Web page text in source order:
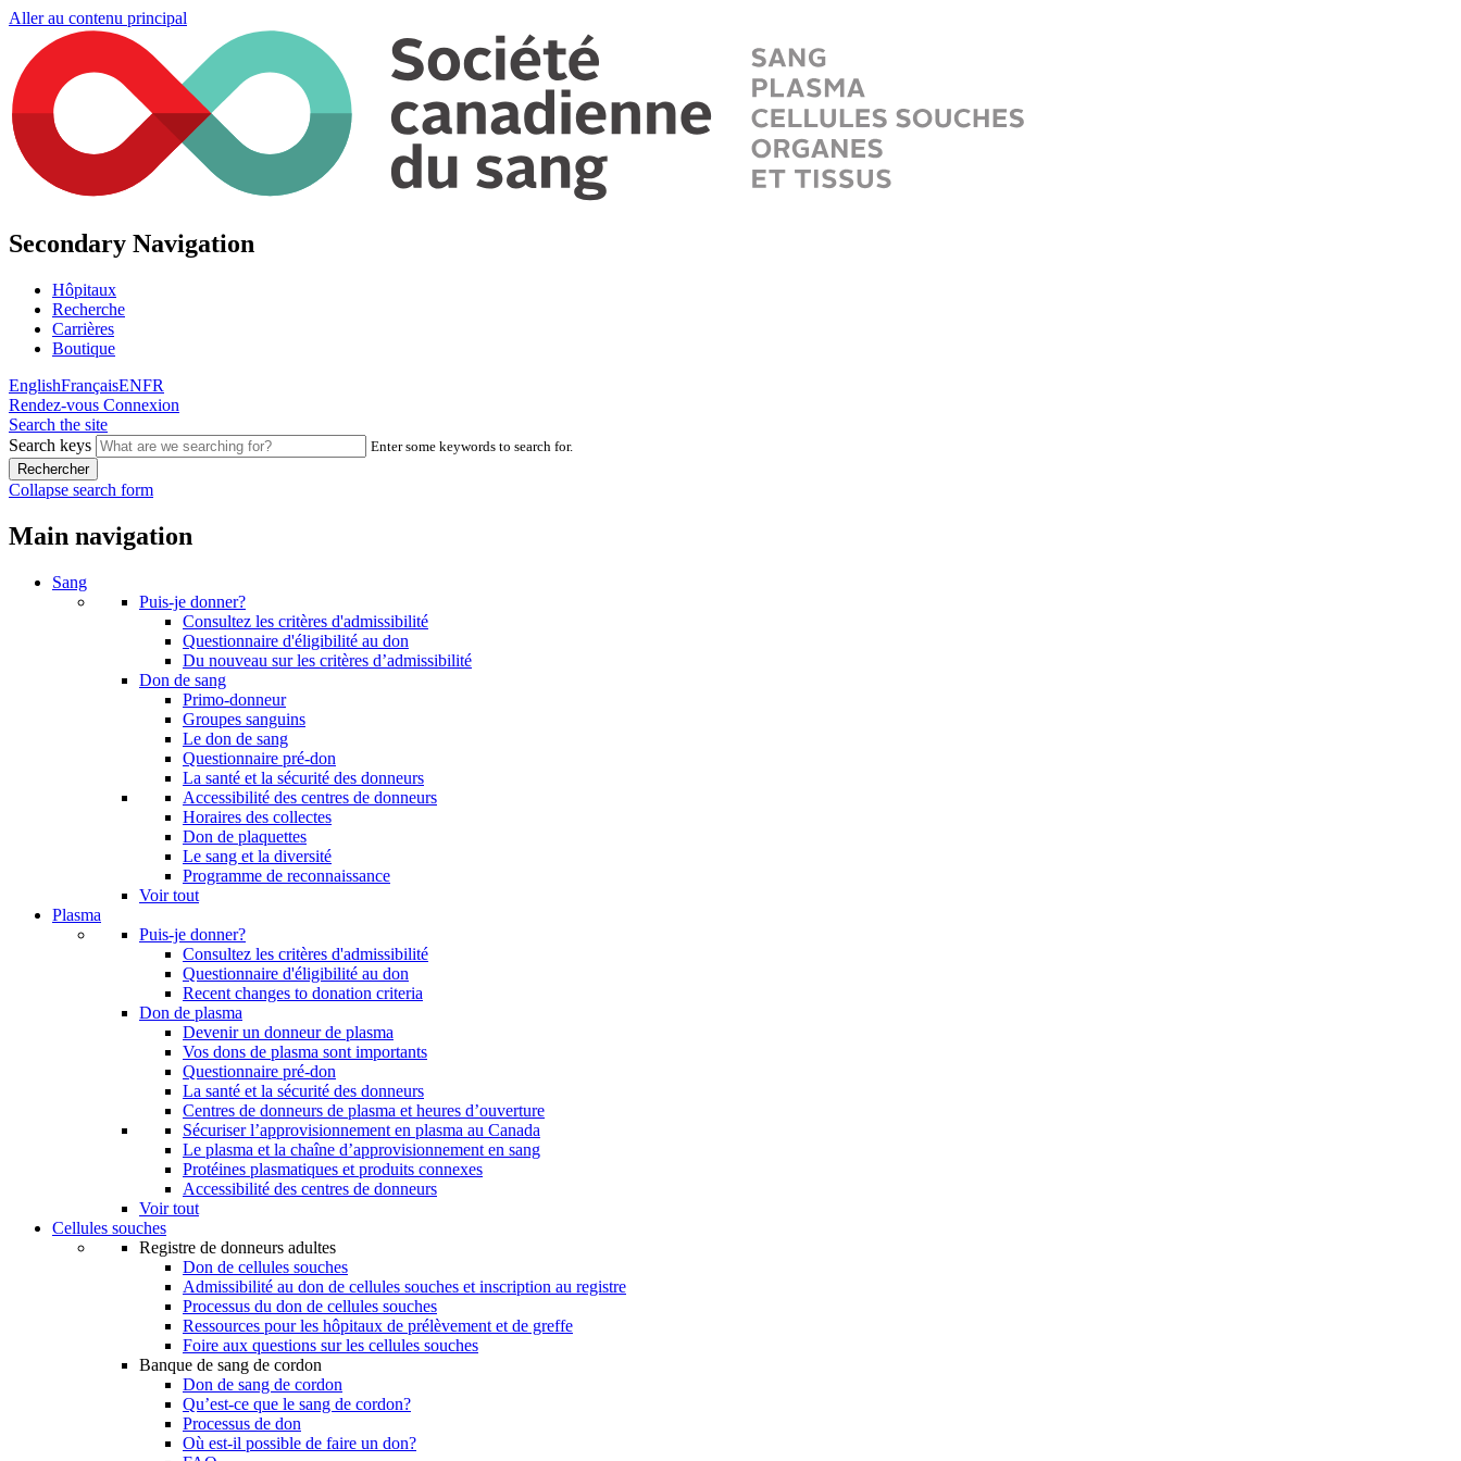
Aller au contenu principal
Secondary Navigation
Hôpitaux
Recherche
Carrières
Boutique
EnglishFrançaisENFR
Rendez-vous Connexion
Search the site
Search keys
Enter some keywords to search for.
Collapse search form
Main navigation
Sang
Puis-je donner?
Consultez les critères d'admissibilité
Questionnaire d'éligibilité au don
Du nouveau sur les critères d’admissibilité
Don de sang
Primo-donneur
Groupes sanguins
Le don de sang
Questionnaire pré-don
La santé et la sécurité des donneurs
Accessibilité des centres de donneurs
Horaires des collectes
Don de plaquettes
Le sang et la diversité
Programme de reconnaissance
Voir tout
Plasma
Puis-je donner?
Consultez les critères d'admissibilité
Questionnaire d'éligibilité au don
Recent changes to donation criteria
Don de plasma
Devenir un donneur de plasma
Vos dons de plasma sont importants
Questionnaire pré-don
La santé et la sécurité des donneurs
Centres de donneurs de plasma et heures d’ouverture
Sécuriser l’approvisionnement en plasma au Canada
Le plasma et la chaîne d’approvisionnement en sang
Protéines plasmatiques et produits connexes
Accessibilité des centres de donneurs
Voir tout
Cellules souches
Registre de donneurs adultes
Don de cellules souches
Admissibilité au don de cellules souches et inscription au registre
Processus du don de cellules souches
Ressources pour les hôpitaux de prélèvement et de greffe
Foire aux questions sur les cellules souches
Banque de sang de cordon
Don de sang de cordon
Qu’est-ce que le sang de cordon?
Processus de don
Où est-il possible de faire un don?